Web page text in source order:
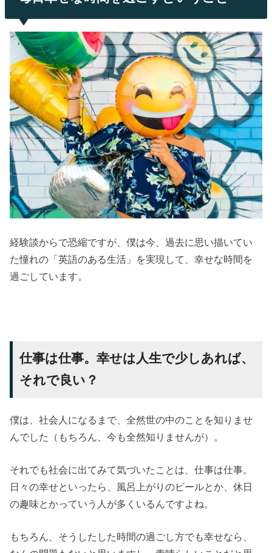
経験談からで恐縮ですが、僕は今、過去に思い描いてい
た憧れの「英語のある生活」を実現して、幸せな時間を
過ごしています。
仕事は仕事。幸せは人生で少しあれば、
それで良い？
僕は、社会人になるまで、全然世の中のことを知りませ
んでした（もちろん、今も全然知りませんが）。
それでも社会に出てみて気づいたことは、仕事は仕事。
日々の幸せといったら、風呂上がりのビールとか、休日
の趣味とかっていう人が多くいるんですよね。
もちろん、そうしたした時間の過ごし方でも幸せなら、